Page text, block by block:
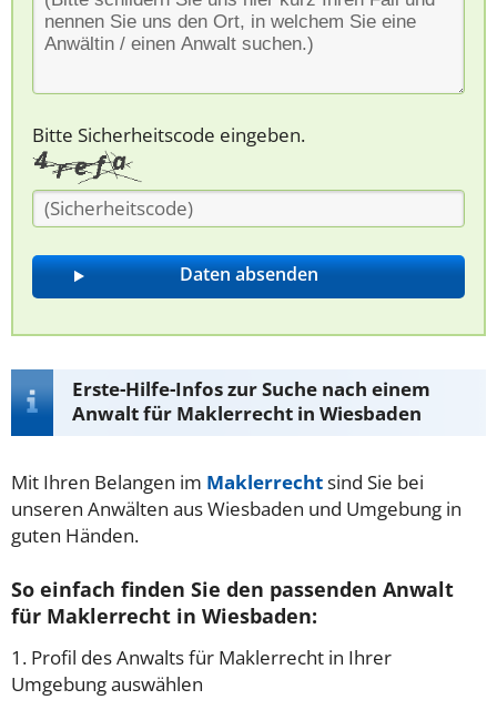
Bitte Sicherheitscode eingeben.
Erste-Hilfe-Infos zur Suche nach einem
Anwalt für Maklerrecht in Wiesbaden
Mit Ihren Belangen im Maklerrechtsind Sie bei
unseren Anwälten aus Wiesbaden und Umgebung in
guten Händen.
So einfach finden Sie den passenden Anwalt
für Maklerrecht in Wiesbaden:
1. Profil des Anwalts für Maklerrecht in Ihrer
Umgebung auswählen